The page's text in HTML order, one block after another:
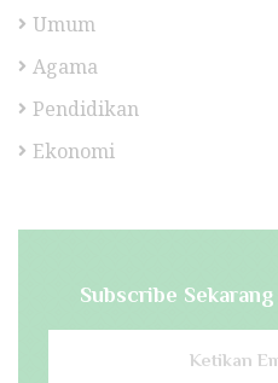
Umum
Agama
Pendidikan
Ekonomi
Subscribe